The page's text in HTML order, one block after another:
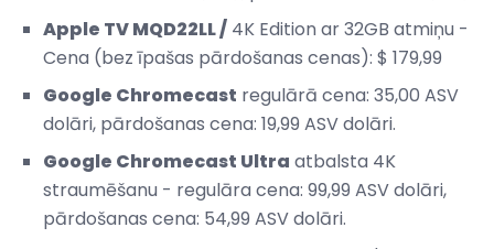
Apple TV MQD22LL / 4K Edition ar 32GB atmiņu -
Cena (bez īpašas pārdošanas cenas): $ 179,99
Google Chromecast regulārā cena: 35,00 ASV
dolāri, pārdošanas cena: 19,99 ASV dolāri.
Google Chromecast Ultra atbalsta 4K
straumēšanu - regulāra cena: 99,99 ASV dolāri,
pārdošanas cena: 54,99 ASV dolāri.